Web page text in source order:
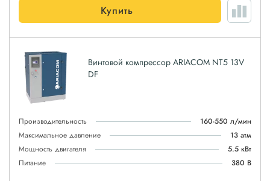
Купить
Винтовой компрессор ARIACOM NT5 13V
DF
Производительность
160-550 л/мин
Максимальное давление
13 атм
Мощность двигателя
5.5 кВт
Питание
380 В